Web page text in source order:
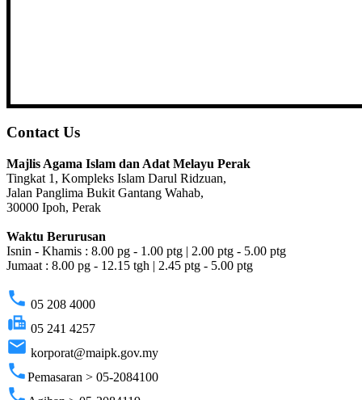
Contact Us
Majlis Agama Islam dan Adat Melayu Perak
Tingkat 1, Kompleks Islam Darul Ridzuan,
Jalan Panglima Bukit Gantang Wahab,
30000 Ipoh, Perak
Waktu Berurusan
Isnin - Khamis : 8.00 pg - 1.00 ptg | 2.00 ptg - 5.00 ptg
Jumaat : 8.00 pg - 12.15 tgh | 2.45 ptg - 5.00 ptg
phone 05 208 4000
fax 05 241 4257
email korporat@maipk.gov.my
phonePemasaran > 05-2084100
phone